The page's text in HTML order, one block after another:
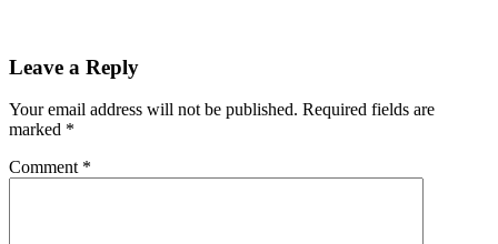
Leave a Reply
Your email address will not be published. Required fields are
marked *
Comment *